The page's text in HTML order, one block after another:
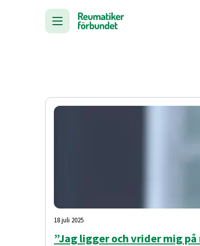
18 juli 2025
”Jag ligger och vrider mig